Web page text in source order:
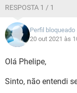
RESPOSTA 1 / 1
Perfil bloqueado
20 out 2021 às
Olá Phelipe,
Sinto, não entendi